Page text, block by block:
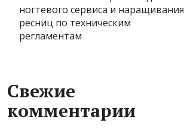
ногтевого сервиса и наращивания
ресниц по техническим
регламентам
Свежие
комментарии